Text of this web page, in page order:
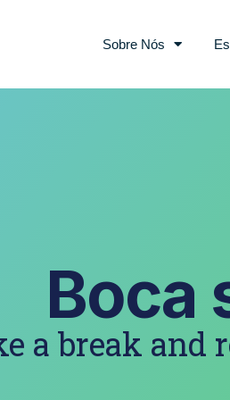
Sobre Nós
Boca
a break and